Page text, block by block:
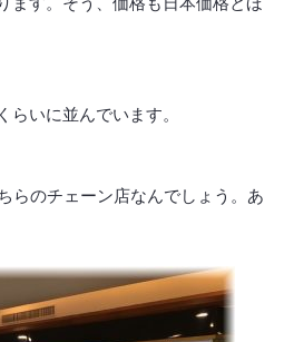
いに並んでいます。
らのチェーン店なんでしょう。あ